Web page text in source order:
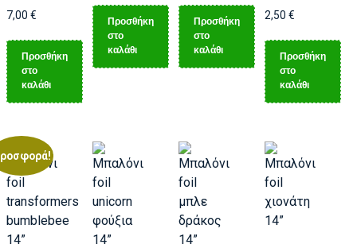
7,00 €
Προσθήκη
στο
καλάθι
Προσθήκη
στο
καλάθι
Προσθήκη
στο
καλάθι
2,50 €
Προσθήκη
στο
καλάθι